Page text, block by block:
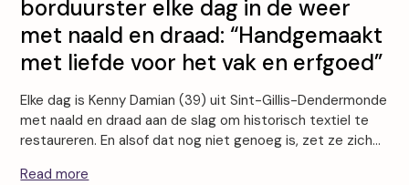
borduurster elke dag in de weer
met naald en draad: “Handgemaakt
met liefde voor het vak en erfgoed”
Elke dag is Kenny Damian (39) uit Sint-Gillis-Dendermonde
met naald en draad aan de slag om historisch textiel te
restaureren. En alsof dat nog niet genoeg is, zet ze zich…
Read more